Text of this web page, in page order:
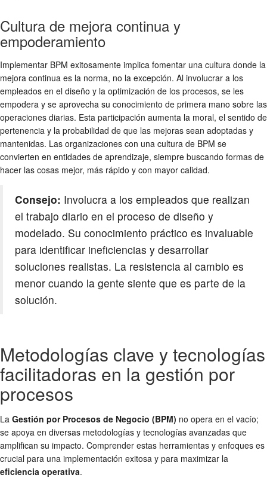
Cultura de mejora continua y
empoderamiento
Implementar BPM exitosamente implica fomentar una cultura donde la
mejora continua es la norma, no la excepción. Al involucrar a los
empleados en el diseño y la optimización de los procesos, se les
empodera y se aprovecha su conocimiento de primera mano sobre las
operaciones diarias. Esta participación aumenta la moral, el sentido de
pertenencia y la probabilidad de que las mejoras sean adoptadas y
mantenidas. Las organizaciones con una cultura de BPM se
convierten en entidades de aprendizaje, siempre buscando formas de
hacer las cosas mejor, más rápido y con mayor calidad.
Consejo: Involucra a los empleados que realizan
el trabajo diario en el proceso de diseño y
modelado. Su conocimiento práctico es invaluable
para identificar ineficiencias y desarrollar
soluciones realistas. La resistencia al cambio es
menor cuando la gente siente que es parte de la
solución.
Metodologías clave y tecnologías
facilitadoras en la gestión por
procesos
La Gestión por Procesos de Negocio (BPM) no opera en el vacío;
se apoya en diversas metodologías y tecnologías avanzadas que
amplifican su impacto. Comprender estas herramientas y enfoques es
crucial para una implementación exitosa y para maximizar la
eficiencia operativa.